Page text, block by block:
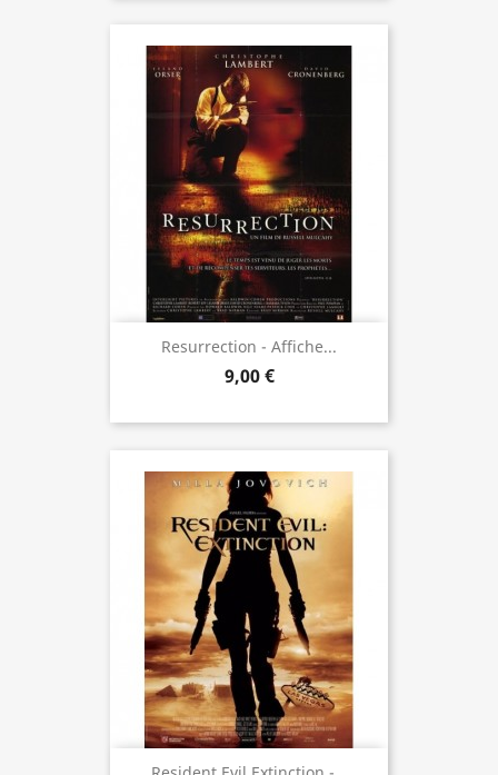
Resurrection - Affiche...
9,00 €